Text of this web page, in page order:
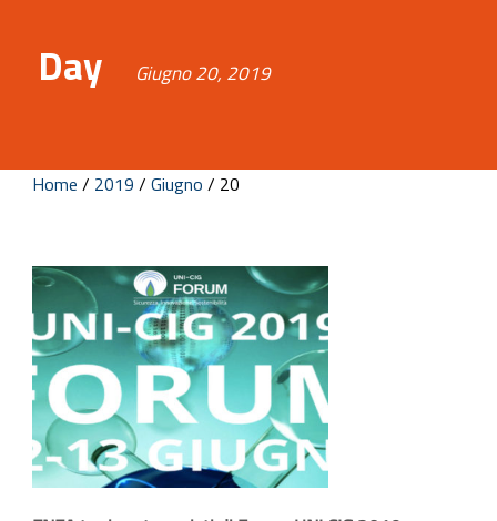
Day Giugno 20, 2019
Home / 2019 / Giugno / 20